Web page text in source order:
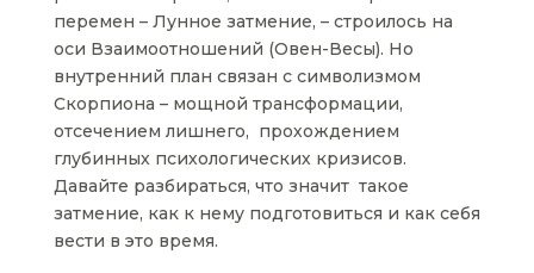
перемен – Лунное затмение, – строилось на
оси Взаимоотношений (Овен-Весы). Но
внутренний план связан с символизмом
Скорпиона – мощной трансформации,
отсечением лишнего, прохождением
глубинных психологических кризисов.
Давайте разбираться, что значит такое
затмение, как к нему подготовиться и как себя
вести в это время.